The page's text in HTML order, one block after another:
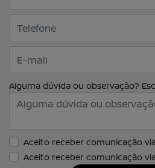
Alguma dúvida ou observação?
Aceito receber comunicação
Aceito receber comunicação